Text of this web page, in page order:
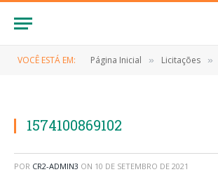
VOCÊ ESTÁ EM: Página Inicial » Licitações »
1574100869102
POR CR2-ADMIN3 ON 10 DE SETEMBRO DE 2021